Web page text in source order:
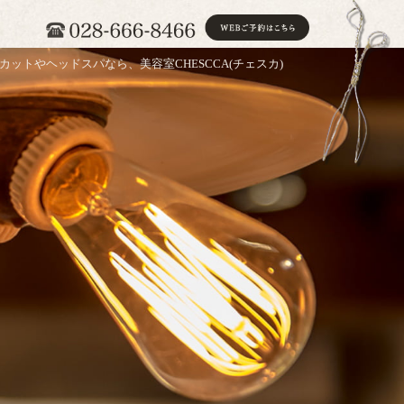
ットやヘッドスパなら、美容室CHESCCA(チェスカ)